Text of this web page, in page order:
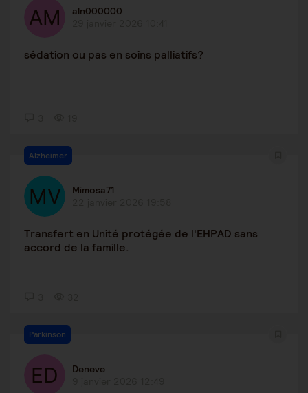
aln000000
sédation ou pas en soins palliatifs?
Alzheimer
Mimosa71
Transfert en Unité protégée de l'EHPAD sans
accord de la famille.
Parkinson
Deneve